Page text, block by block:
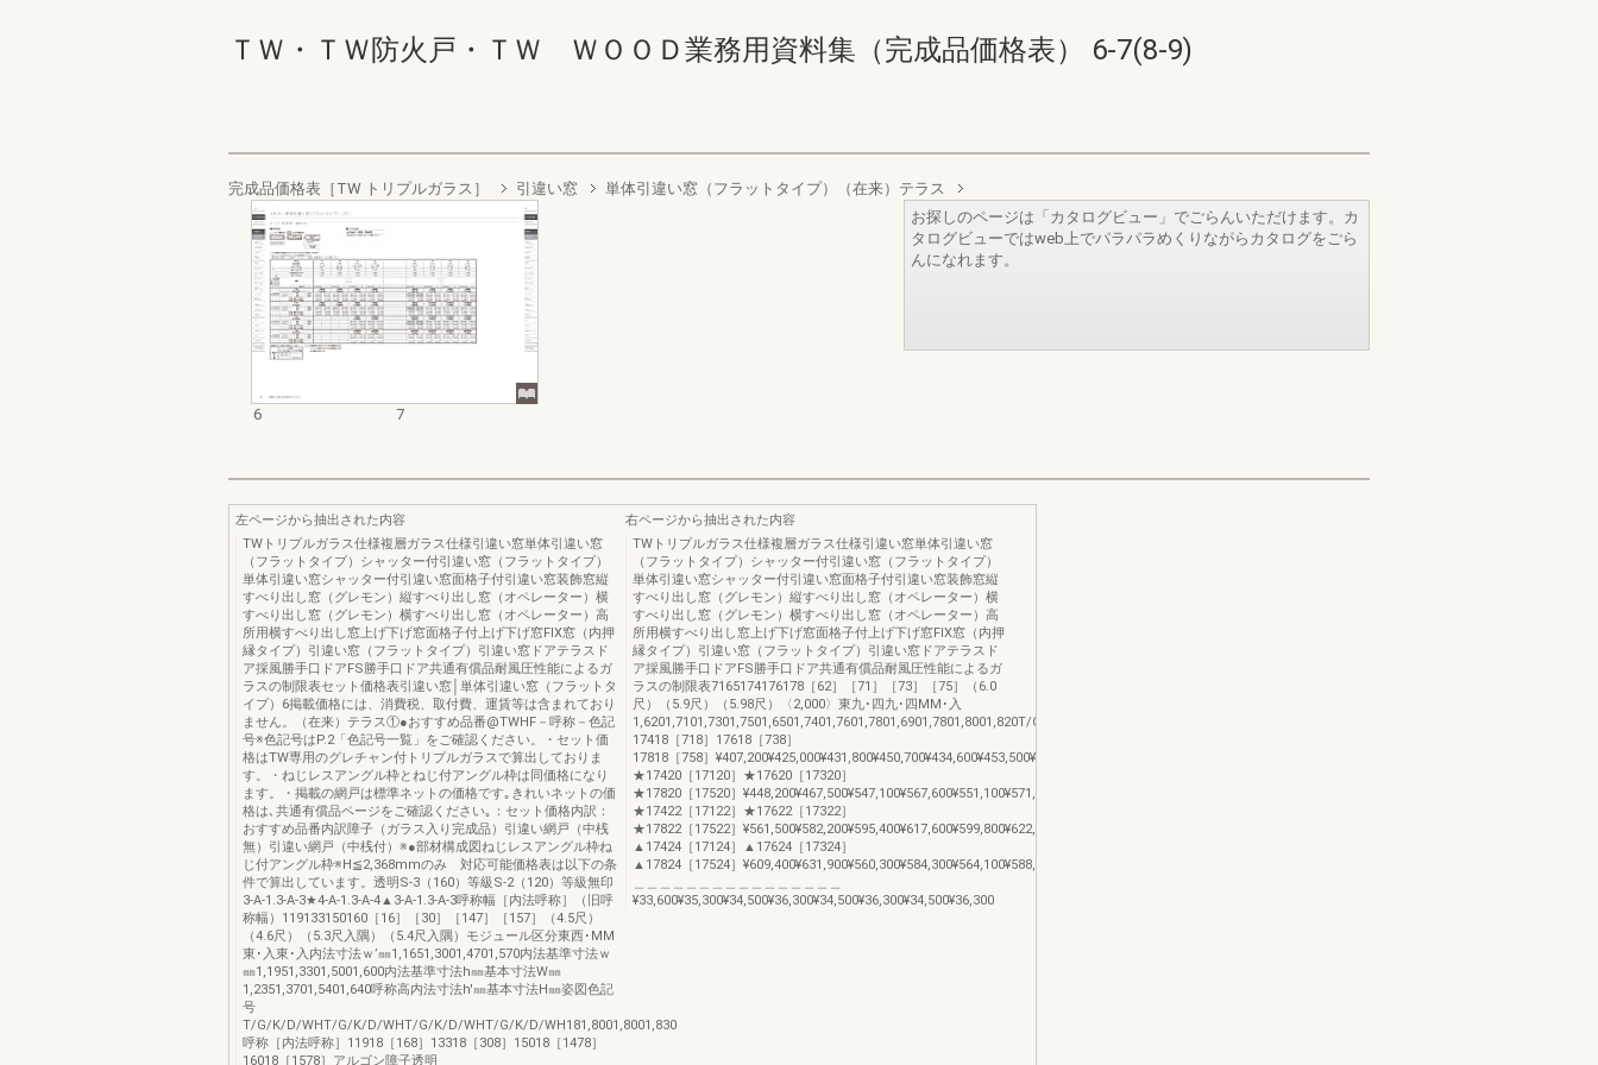
ＴＷ・ＴＷ防火戸・ＴＷ ＷＯＯＤ業務用資料集（完成品価格表） 6-7(8-9)
完成品価格表［TW トリプルガラス］ 引違い窓 単体引違い窓（フラットタイプ）（在来）テラス
6 7
お探しのページは「カタログビュー」でごらんいただけます。カ
タログビューではweb上でパラパラめくりながらカタログをごら
んになれます。
左ページから抽出された内容
TWトリプルガラス仕様複層ガラス仕様引違い窓単体引違い窓
（フラットタイプ）シャッター付引違い窓（フラットタイプ）
単体引違い窓シャッター付引違い窓面格子付引違い窓装飾窓縦
すべり出し窓（グレモン）縦すべり出し窓（オペレーター）横
すべり出し窓（グレモン）横すべり出し窓（オペレーター）高
所用横すべり出し窓上げ下げ窓面格子付上げ下げ窓FIX窓（内押
縁タイプ）引違い窓（フラットタイプ）引違い窓ドアテラスド
ア採風勝手口ドアFS勝手口ドア共通有償品耐風圧性能によるガ
ラスの制限表セット価格表引違い窓│単体引違い窓（フラットタ
イプ）6掲載価格には、消費税、取付費、運賃等は含まれており
ません。（在来）テラス①●おすすめ品番@TWHF－呼称－色記
号※色記号はP.2「色記号一覧」をご確認ください。・セット価
格はTW専用のグレチャン付トリプルガラスで算出しておりま
す。・ねじレスアングル枠とねじ付アングル枠は同価格になり
ます。・掲載の網戸は標準ネットの価格です｡きれいネットの価
格は､共通有償品ページをご確認ください｡：セット価格内訳：
おすすめ品番内訳障子（ガラス入り完成品）引違い網戸（中桟
無）引違い網戸（中桟付）※●部材構成図ねじレスアングル枠ね
じ付アングル枠※H≦2,368mmのみ 対応可能価格表は以下の条
件で算出しています。透明S-3（160）等級S-2（120）等級無印
3-A-1.3-A-3★4-A-1.3-A-4▲3-A-1.3-A-3呼称幅［内法呼称］（旧呼
称幅）119133150160［16］［30］［147］［157］（4.5尺）
（4.6尺）（5.3尺入隅）（5.4尺入隅）モジュール区分東西･MM
東･入東･入内法寸法ｗ’㎜1,1651,3001,4701,570内法基準寸法ｗ
㎜1,1951,3301,5001,600内法基準寸法h㎜基本寸法W㎜
1,2351,3701,5401,640呼称高内法寸法h'㎜基本寸法H㎜姿図色記
号
T/G/K/D/WHT/G/K/D/WHT/G/K/D/WHT/G/K/D/WH181,8001,8001,830
呼称［内法呼称］11918［168］13318［308］15018［1478］
16018［1578］アルゴン障子透明
右ページから抽出された内容
TWトリプルガラス仕様複層ガラス仕様引違い窓単体引違い窓
（フラットタイプ）シャッター付引違い窓（フラットタイプ）
単体引違い窓シャッター付引違い窓面格子付引違い窓装飾窓縦
すべり出し窓（グレモン）縦すべり出し窓（オペレーター）横
すべり出し窓（グレモン）横すべり出し窓（オペレーター）高
所用横すべり出し窓上げ下げ窓面格子付上げ下げ窓FIX窓（内押
縁タイプ）引違い窓（フラットタイプ）引違い窓ドアテラスド
ア採風勝手口ドアFS勝手口ドア共通有償品耐風圧性能によるガ
ラスの制限表7165174176178［62］［71］［73］［75］（6.0
尺）（5.9尺）（5.98尺）〈2,000〉東九･四九･四MM･入
1,6201,7101,7301,7501,6501,7401,7601,7801,6901,7801,8001,820T/G/K/D/WHT/G/K/D/WHT/G/K/D/WHT/G/K/D/WH16518［628］
17418［718］17618［738］
17818［758］
★17420［17120］★17620［17320］
★17820［17520］
★17422［17122］★17622［17322］
★17822［17522］
▲17424［17124］▲17624［17324］
▲17824［17524］¥609,400¥631,900¥560,300¥584,300¥564,100¥588,100¥567,900¥591,900¥756,800¥779,300¥716,100¥740,100¥721,900¥745,900¥727,500¥751,500
¥33,600¥35,300¥34,500¥36,300¥34,500¥36,300¥34,500¥36,300